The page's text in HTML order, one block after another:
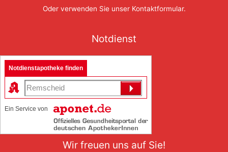
Oder verwenden Sie unser Kontaktformular.
Notdienst
Notdienstapotheke finden
Ein Service von
Wir freuen uns auf Sie!